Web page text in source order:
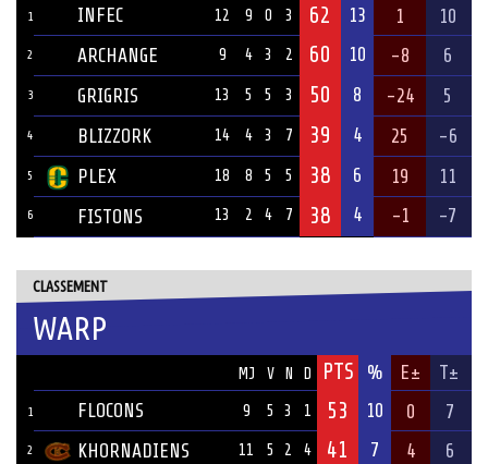
1 INFEC 12 9 0 3 62 13 1 10
2 ARCHANGE 9 4 3 2 60 10 -8 6
3 GRIGRIS 13 5 5 3 50 8 -24 5
4 BLIZZORK 14 4 3 7 39 4 25 -6
5 PLEX 18 8 5 5 38 6 19 11
6 FISTONS 13 2 4 7 38 4 -1 -7
CLASSEMENT
WARP
MJ V N D PTS % E± T±
1 FLOCONS 9 5 3 1 53 10 0 7
2 KHORNADIENS 11 5 2 4 41 7 4 6